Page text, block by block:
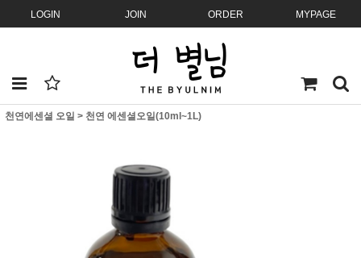
LOGIN JOIN ORDER MYPAGE
천연에센셜 오일 > 천연 에센셜오일(10ml~1L)